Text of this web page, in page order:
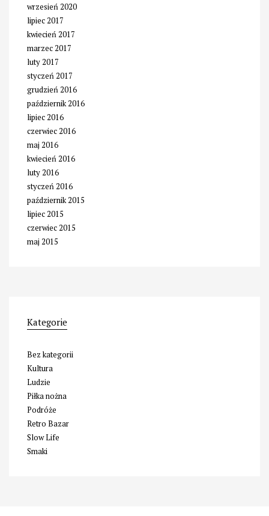
wrzesień 2020
lipiec 2017
kwiecień 2017
marzec 2017
luty 2017
styczeń 2017
grudzień 2016
październik 2016
lipiec 2016
czerwiec 2016
maj 2016
kwiecień 2016
luty 2016
styczeń 2016
październik 2015
lipiec 2015
czerwiec 2015
maj 2015
Kategorie
Bez kategorii
Kultura
Ludzie
Piłka nożna
Podróże
Retro Bazar
Slow Life
Smaki